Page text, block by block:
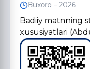
Buxoro – 2026
Badiiy matnning
xususiyatlari